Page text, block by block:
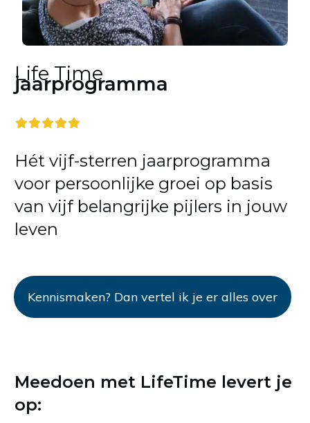
Life Time
jaarprogramma
Hét vijf-sterren jaarprogramma
voor persoonlijke groei op basis
van vijf belangrijke pijlers in jouw
leven
Kennismaken? Dan vertel ik je er alles over
Meedoen met LifeTime levert je
op: